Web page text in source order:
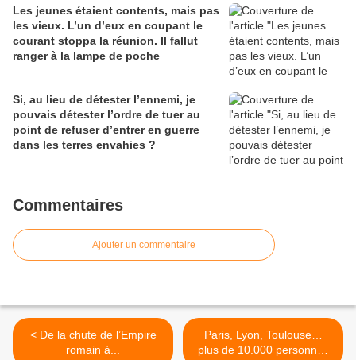
Les jeunes étaient contents, mais pas
les vieux. L’un d’eux en coupant le
courant stoppa la réunion. Il fallut
ranger à la lampe de poche
Si, au lieu de détester l’ennemi, je
pouvais détester l’ordre de tuer au
point de refuser d’entrer en guerre
dans les terres envahies ?
Commentaires
Ajouter un commentaire
< De la chute de l’Empire
romain à...
Paris, Lyon, Toulouse…
plus de 10.000 personnes